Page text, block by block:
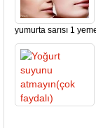
yumurta sarısı 1